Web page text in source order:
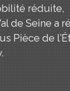
réduite,
de Seine a
Pièce de